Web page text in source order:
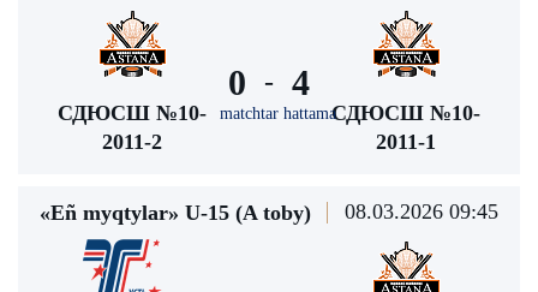
СДЮСШ №10-
2011-2
0 -
matchtar hattama
4
СДЮСШ №10-
2011-1
«Eñ myqtylar» U-15 (A toby) 08.03.2026 09:45